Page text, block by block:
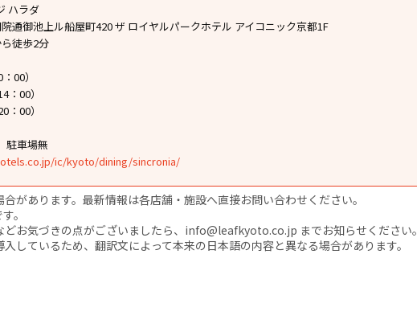
ハラダ
通御池上ル船屋町420 ザ ロイヤルパークホテル アイコニック京都1F
徒歩2分
00）
：00）
：00）
駐車場無
ic/kyoto/dining/sincronia/
があります。最新情報は各店舗・施設へ直接お問い合わせください。
。
お気づきの点がございましたら、info@leafkyoto.co.jp までお知らせください。
しているため、翻訳文によって本来の日本語の内容と異なる場合があります。